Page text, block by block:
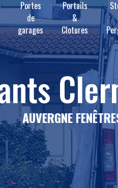
Portes
de
garages
Portails
&
Clotures
AUVERGNE